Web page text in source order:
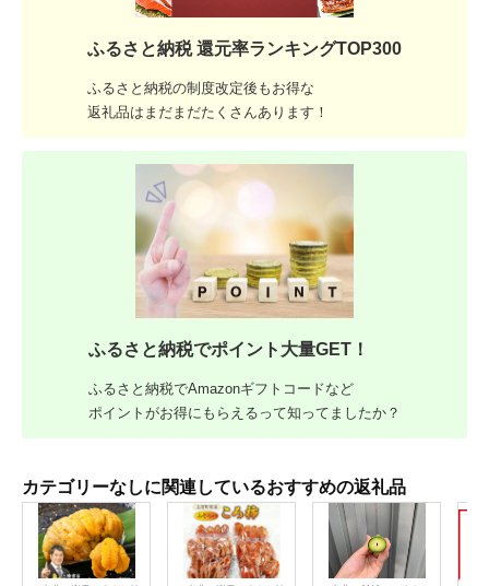
ふるさと納税 還元率ランキングTOP300
ふるさと納税の制度改定後もお得な
返礼品はまだまだたくさんあります！
ふるさと納税でポイント大量GET！
ふるさと納税でAmazonギフトコードなど
ポイントがお得にもらえるって知ってましたか？
カテゴリーなしに関連しているおすすめの返礼品